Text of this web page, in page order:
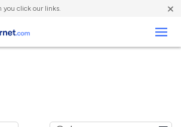
you click our links. ×